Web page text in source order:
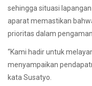
sehingga situasi
aparat memastikan
prioritas dalam
“Kami hadir untuk
menyampaikan
kata Susatyo.